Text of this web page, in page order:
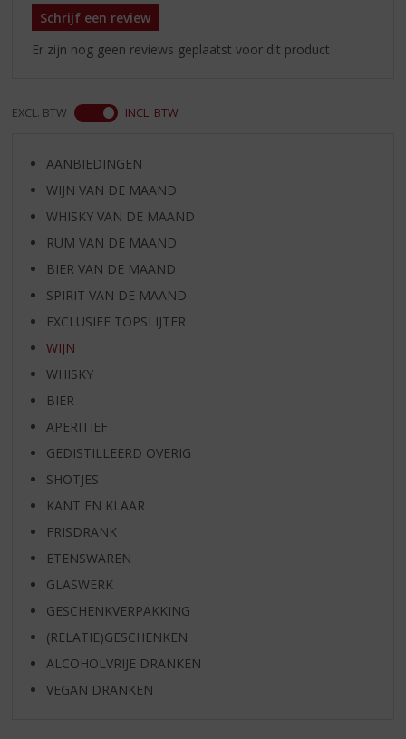
Schrijf een review
Er zijn nog geen reviews geplaatst voor dit product
EXCL. BTW INCL. BTW
AANBIEDINGEN
WIJN VAN DE MAAND
WHISKY VAN DE MAAND
RUM VAN DE MAAND
BIER VAN DE MAAND
SPIRIT VAN DE MAAND
EXCLUSIEF TOPSLIJTER
WIJN
WHISKY
BIER
APERITIEF
GEDISTILLEERD OVERIG
SHOTJES
KANT EN KLAAR
FRISDRANK
ETENSWAREN
GLASWERK
GESCHENKVERPAKKING
(RELATIE)GESCHENKEN
ALCOHOLVRIJE DRANKEN
VEGAN DRANKEN